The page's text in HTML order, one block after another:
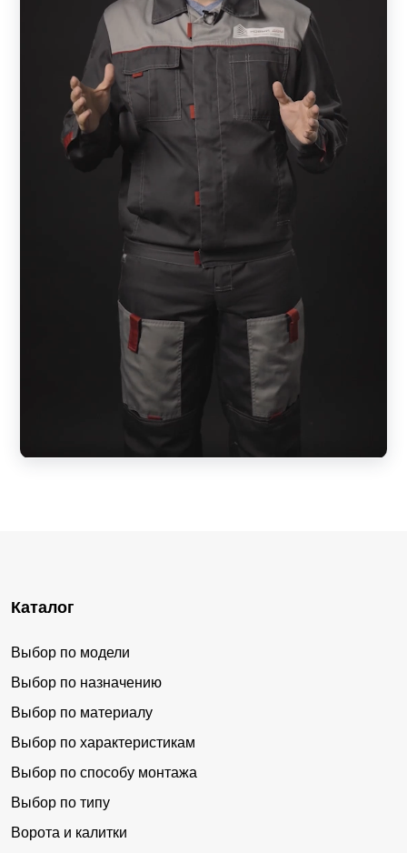
Каталог
Выбор по модели
Выбор по назначению
Выбор по материалу
Выбор по характеристикам
Выбор по способу монтажа
Выбор по типу
Ворота и калитки